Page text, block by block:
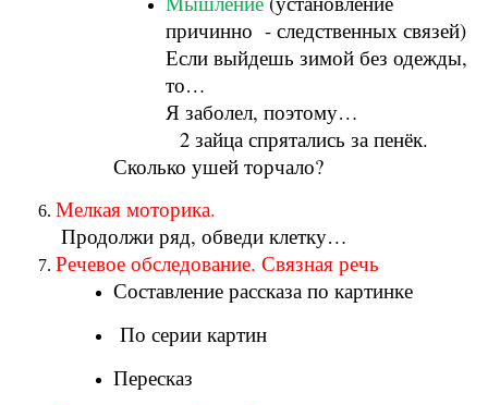
причинно - следственных связей)
Если выйдешь зимой без одежды,
то…
Я заболел, поэтому…
2 зайца спрятались за пенёк.
Сколько ушей торчало?
Мелкая моторика.
Продолжи ряд, обведи клетку…
Речевое обследование. Связная речь
Составление рассказа по картинке
По серии картин
Пересказ